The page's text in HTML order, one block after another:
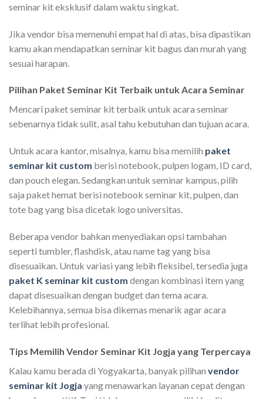
seminar kit eksklusif dalam waktu singkat.
Jika vendor bisa memenuhi empat hal di atas, bisa dipastikan
kamu akan mendapatkan seminar kit bagus dan murah yang
sesuai harapan.
Pilihan Paket Seminar Kit Terbaik untuk Acara Seminar
Mencari paket seminar kit terbaik untuk acara seminar
sebenarnya tidak sulit, asal tahu kebutuhan dan tujuan acara.
Untuk acara kantor, misalnya, kamu bisa memilih paket
seminar kit custom berisi notebook, pulpen logam, ID card,
dan pouch elegan. Sedangkan untuk seminar kampus, pilih
saja paket hemat berisi notebook seminar kit, pulpen, dan
tote bag yang bisa dicetak logo universitas.
Beberapa vendor bahkan menyediakan opsi tambahan
seperti tumbler, flashdisk, atau name tag yang bisa
disesuaikan. Untuk variasi yang lebih fleksibel, tersedia juga
paket K seminar kit custom dengan kombinasi item yang
dapat disesuaikan dengan budget dan tema acara.
Kelebihannya, semua bisa dikemas menarik agar acara
terlihat lebih profesional.
Tips Memilih Vendor Seminar Kit Jogja yang Terpercaya
Kalau kamu berada di Yogyakarta, banyak pilihan vendor
seminar kit Jogja yang menawarkan layanan cepat dengan